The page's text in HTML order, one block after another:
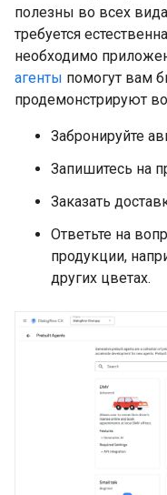
полезны во всех
требуется
необходимо
агенты помогут вам
продемонстрируют
Забронируйте
Запишитесь на
Заказать
Ответьте на
продукции,
других цветах.